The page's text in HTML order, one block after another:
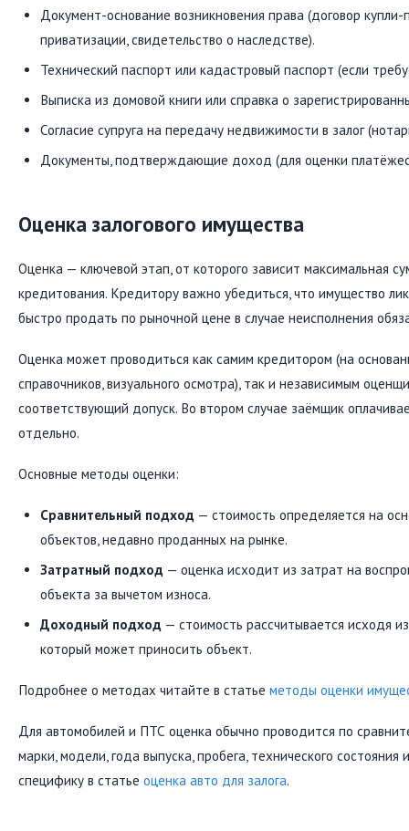
Документ-основание возникновения права (договор
приватизации, свидетельство о наследстве).
Технический паспорт или кадастровый паспорт (если
Выписка из домовой книги или справка о
Согласие супруга на передачу недвижимости в залог
Документы, подтверждающие доход (для оценки
Оценка залогового имущества
Оценка — ключевой этап, от которого зависит максимальная
кредитования. Кредитору важно убедиться, что имущество
быстро продать по рыночной цене в случае неисполнения
Оценка может проводиться как самим кредитором (на
справочников, визуального осмотра), так и независимым
соответствующий допуск. Во втором случае заёмщик
отдельно.
Основные методы оценки:
Сравнительный подход — стоимость определяется на
объектов, недавно проданных на рынке.
Затратный подход — оценка исходит из затрат на
объекта за вычетом износа.
Доходный подход — стоимость рассчитывается исходя
который может приносить объект.
Подробнее о методах читайте в статье методы оценки
Для автомобилей и ПТС оценка обычно проводится по
марки, модели, года выпуска, пробега, технического состояния
специфику в статье оценка авто для залога.